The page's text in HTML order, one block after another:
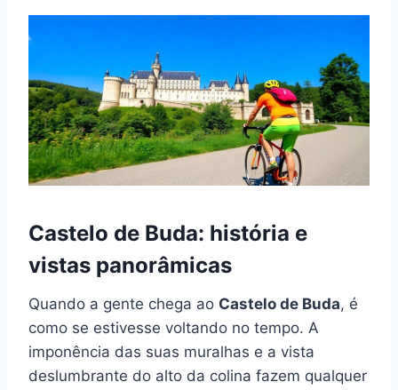
Castelo de Buda: história e
vistas panorâmicas
Quando a gente chega ao Castelo de Buda, é
como se estivesse voltando no tempo. A
imponência das suas muralhas e a vista
deslumbrante do alto da colina fazem qualquer